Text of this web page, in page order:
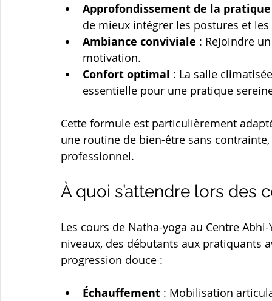
Approfondissement de la pratique
de mieux intégrer les postures et
Ambiance conviviale : Rejoindre
motivation.
Confort optimal : La salle
essentielle pour une pratique
Cette formule est particulièrement
une routine de bien-être sans
professionnel.
À quoi s’attendre lors des
Les cours de Natha-yoga au Centre
niveaux, des débutants aux pratiquants
progression douce :
Échauffement : Mobilisation